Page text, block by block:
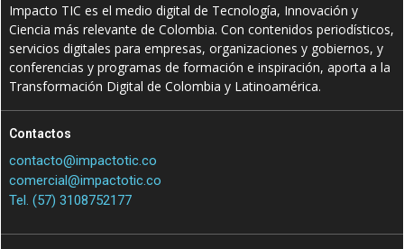
Impacto TIC es el medio digital de Tecnología, Innovación y
Ciencia más relevante de Colombia. Con contenidos periodísticos,
servicios digitales para empresas, organizaciones y gobiernos, y
conferencias y programas de formación e inspiración, aporta a la
Transformación Digital de Colombia y Latinoamérica.
Contactos
contacto@impactotic.co
comercial@impactotic.co
Tel. (57) 3108752177